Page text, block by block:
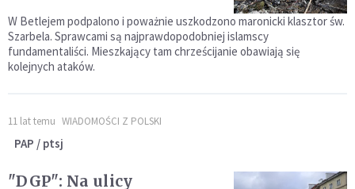
W Betlejem podpalono i poważnie uszkodzono maronicki klasztor św.
Szarbela. Sprawcami są najprawdopodobniej islamscy
fundamentaliści. Mieszkający tam chrześcijanie obawiają się
kolejnych ataków.
11 lat temu WIADOMOŚCI Z POLSKI
PAP / ptsj
"DGP": Na ulicy